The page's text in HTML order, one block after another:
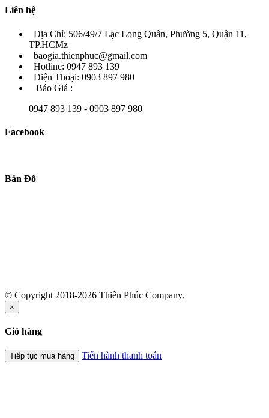
Liên hệ
Địa Chỉ: 506/49/7 Lạc Long Quân, Phường 5, Quận 11,
TP.HCMz
baogia.thienphuc@gmail.com
Hotline: 0947 893 139
Điện Thoại: 0903 897 980
Báo Giá :
0947 893 139 - 0903 897 980
Facebook
Bản Đồ
© Copyright 2018-2026 Thiên Phúc Company.
×
Giỏ hàng
Tiếp tục mua hàng Tiến hành thanh toán